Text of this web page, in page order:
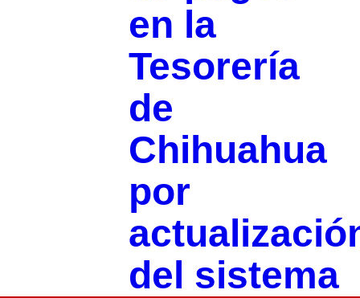
en la
Tesorería
de
Chihuahua
por
del sistema